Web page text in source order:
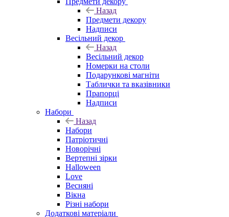
Назад
Предмети декору
Надписи
Весільний декор
Назад
Весільний декор
Номерки на столи
Подарункові магніти
Таблички та вказівники
Прапорці
Надписи
Набори
Назад
Набори
Патріотичні
Новорічні
Вертепні зірки
Halloween
Love
Весняні
Вікна
Різні набори
Додаткові матеріали